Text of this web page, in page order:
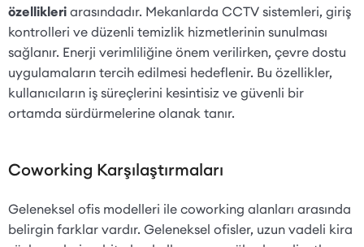
özellikleri arasındadır. Mekanlarda CCTV sistemleri, giriş
kontrolleri ve düzenli temizlik hizmetlerinin sunulması
sağlanır. Enerji verimliliğine önem verilirken, çevre dostu
uygulamaların tercih edilmesi hedeflenir. Bu özellikler,
kullanıcıların iş süreçlerini kesintisiz ve güvenli bir
ortamda sürdürmelerine olanak tanır.
Coworking Karşılaştırmaları
Geleneksel ofis modelleri ile coworking alanları arasında
belirgin farklar vardır. Geleneksel ofisler, uzun vadeli kira